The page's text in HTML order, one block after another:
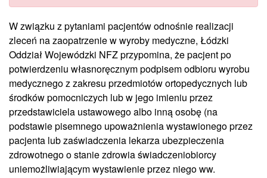
W związku z pytaniami pacjentów odnośnie realizacji
zleceń na zaopatrzenie w wyroby medyczne, Łódzki
Oddział Wojewódzki NFZ przypomina, że pacjent po
potwierdzeniu własnoręcznym podpisem odbioru wyrobu
medycznego z zakresu przedmiotów ortopedycznych lub
środków pomocniczych lub w jego imieniu przez
przedstawiciela ustawowego albo inną osobę (na
podstawie pisemnego upoważnienia wystawionego przez
pacjenta lub zaświadczenia lekarza ubezpieczenia
zdrowotnego o stanie zdrowia świadczeniobiorcy
uniemożliwiającym wystawienie przez niego ww.